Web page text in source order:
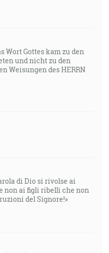
Wort Gottes kam zu den
und nicht zu den
Weisungen des HERRN
di Dio si rivolse ai
non ai figli ribelli che non
del Signore!»